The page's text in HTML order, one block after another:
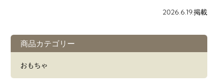
2026.6.19.掲載
商品カテゴリー
おもちゃ